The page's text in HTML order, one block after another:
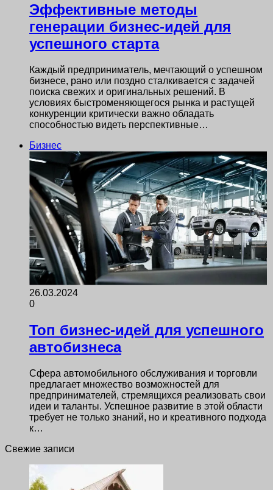
Эффективные методы
генерации бизнес-идей для
успешного старта
Каждый предприниматель, мечтающий о успешном
бизнесе, рано или поздно сталкивается с задачей
поиска свежих и оригинальных решений. В
условиях быстроменяющегося рынка и растущей
конкуренции критически важно обладать
способностью видеть перспективные…
Бизнес
26.03.2024
0
Топ бизнес-идей для успешного
автобизнеса
Сфера автомобильного обслуживания и торговли
предлагает множество возможностей для
предпринимателей, стремящихся реализовать свои
идеи и таланты. Успешное развитие в этой области
требует не только знаний, но и креативного подхода
к…
Свежие записи